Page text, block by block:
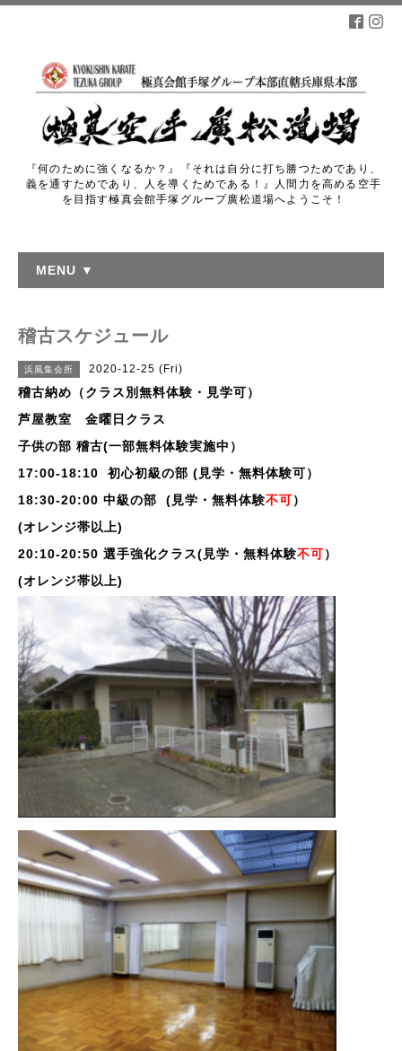
『何のために強くなるか？』『それは自分に打ち勝つためであり、
義を通すためであり、人を導くためである！』人間力を高める空手
を目指す極真会館手塚グループ廣松道場へようこそ！
MENU ▼
稽古スケジュール
浜風集会所 2020-12-25 (Fri)
稽古納め（クラス別無料体験・見学可）
芦屋教室 金曜日クラス
子供の部 稽古(一部無料体験実施中）
17:00-18:10 初心初級の部 (見学・無料体験可）
18:30-20:00 中級の部
(見学・無料体験不可）
(オレンジ帯以上)
20:10-20:50 選手強化クラス(見学・無料体験不可）
(オレンジ帯以上)